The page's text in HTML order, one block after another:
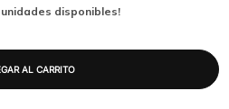
unidades disponibles!